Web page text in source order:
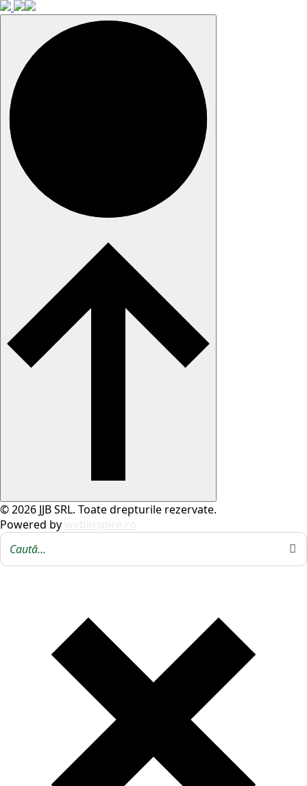
© 2026 JJB SRL. Toate drepturile rezervate.
Powered by